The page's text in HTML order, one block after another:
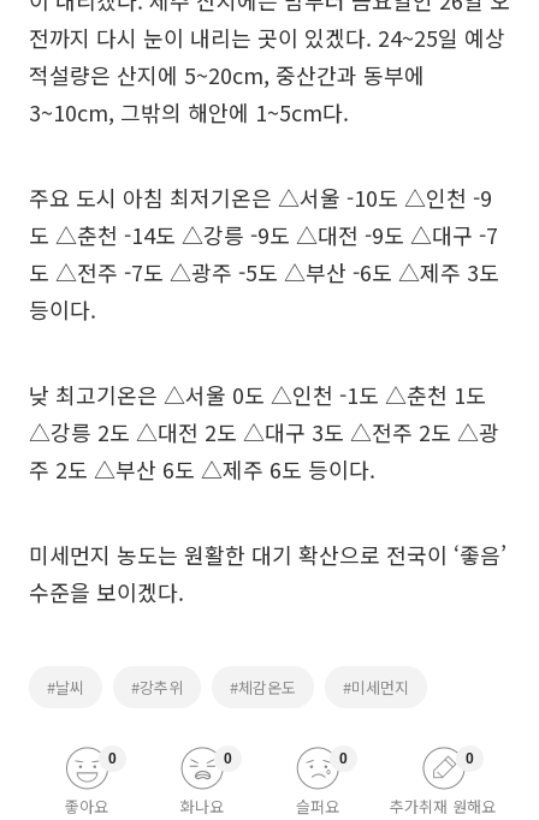
전까지 다시 눈이 내리는 곳이 있겠다. 24~25일 예상
적설량은 산지에 5~20cm, 중산간과 동부에
3~10cm, 그밖의 해안에 1~5cm다.
주요 도시 아침 최저기온은 △서울 -10도 △인천 -9
도 △춘천 -14도 △강릉 -9도 △대전 -9도 △대구 -7
도 △전주 -7도 △광주 -5도 △부산 -6도 △제주 3도
등이다.
낮 최고기온은 △서울 0도 △인천 -1도 △춘천 1도
△강릉 2도 △대전 2도 △대구 3도 △전주 2도 △광
주 2도 △부산 6도 △제주 6도 등이다.
미세먼지 농도는 원활한 대기 확산으로 전국이 ‘좋음’
수준을 보이겠다.
#날씨 #강추위 #체감온도 #미세먼지
좋아요
0
화나요
0
슬퍼요
0
추가취재 원해요
0